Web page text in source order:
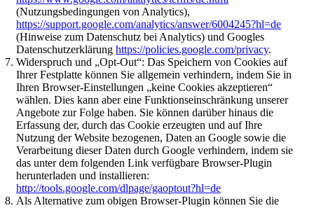
(Nutzungsbedingungen von Analytics),
https://support.google.com/analytics/answer/6004245?hl=de
(Hinweise zum Datenschutz bei Analytics) und Googles
Datenschutzerklärung https://policies.google.com/privacy.
Widerspruch und „Opt-Out“: Das Speichern von Cookies auf
Ihrer Festplatte können Sie allgemein verhindern, indem Sie in
Ihren Browser-Einstellungen „keine Cookies akzeptieren“
wählen. Dies kann aber eine Funktionseinschränkung unserer
Angebote zur Folge haben. Sie können darüber hinaus die
Erfassung der, durch das Cookie erzeugten und auf Ihre
Nutzung der Website bezogenen, Daten an Google sowie die
Verarbeitung dieser Daten durch Google verhindern, indem sie
das unter dem folgenden Link verfügbare Browser-Plugin
herunterladen und installieren:
http://tools.google.com/dlpage/gaoptout?hl=de
Als Alternative zum obigen Browser-Plugin können Sie die